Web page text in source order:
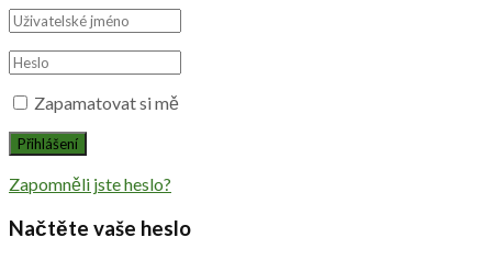
Zapamatovat si mě
Zapomněli jste heslo?
Načtěte vaše heslo